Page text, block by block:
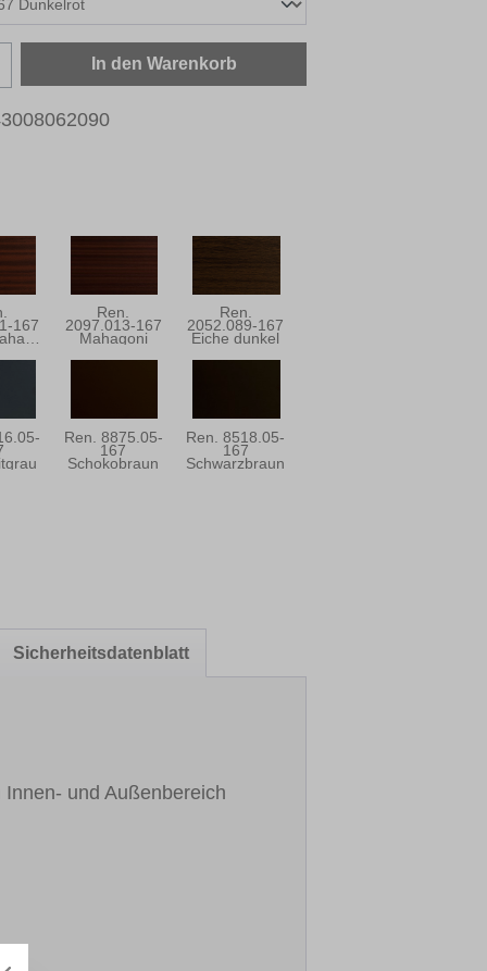
167
Sapeli/Mahagoni
Ren.
2097.013-167
Mahagoni
Ren.
2052.089-167
Eiche dunkel
Ren. 8875.05-
167
Schokobraun
Ren. 8518.05-
167
Schwarzbraun
Gib den gewünschten Wert ein
In den Warenkorb
Sicherheitsdatenblatt
und Außenbereich